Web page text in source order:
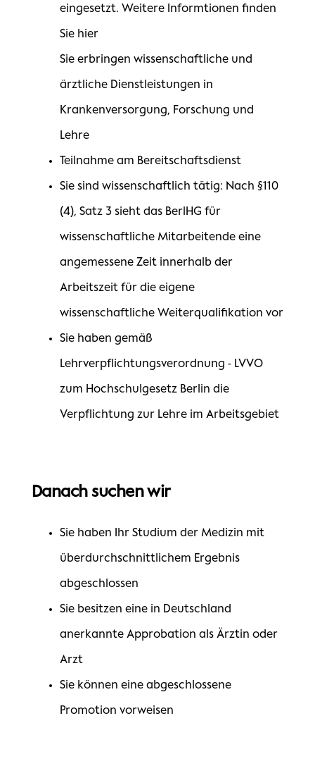
eingesetzt. Weitere Informtionen finden
Sie hier
Sie erbringen wissenschaftliche und
ärztliche Dienstleistungen in
Krankenversorgung, Forschung und
Lehre
Teilnahme am Bereitschaftsdienst
Sie sind wissenschaftlich tätig: Nach §110
(4), Satz 3 sieht das BerlHG für
wissenschaftliche Mitarbeitende eine
angemessene Zeit innerhalb der
Arbeitszeit für die eigene
wissenschaftliche Weiterqualifikation vor
Sie haben gemäß
Lehrverpflichtungsverordnung - LVVO
zum Hochschulgesetz Berlin die
Verpflichtung zur Lehre im Arbeitsgebiet
Danach suchen wir
Sie haben Ihr Studium der Medizin mit
überdurchschnittlichem Ergebnis
abgeschlossen
Sie besitzen eine in Deutschland
anerkannte Approbation als Ärztin oder
Arzt
Sie können eine abgeschlossene
Promotion vorweisen